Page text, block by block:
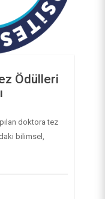
Ödülleri
doktora tez
bilimsel,